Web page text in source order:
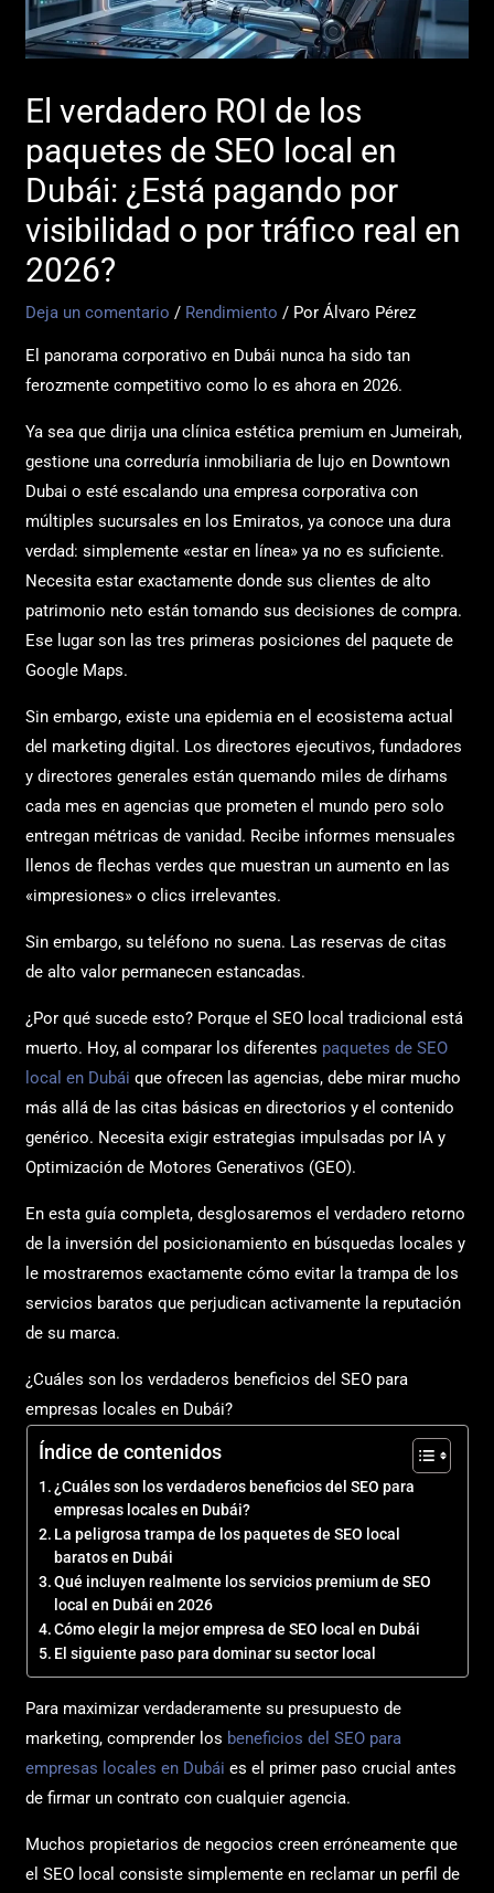
El verdadero ROI de los
paquetes de SEO local en
Dubái: ¿Está pagando por
visibilidad o por tráfico real en
2026?
Deja un comentario / Rendimiento / PorÁlvaro Pérez
El panorama corporativo en Dubái nunca ha sido tan
ferozmente competitivo como lo es ahora en 2026.
Ya sea que dirija una clínica estética premium en Jumeirah,
gestione una correduría inmobiliaria de lujo en Downtown
Dubai o esté escalando una empresa corporativa con
múltiples sucursales en los Emiratos, ya conoce una dura
verdad: simplemente «estar en línea» ya no es suficiente.
Necesita estar exactamente donde sus clientes de alto
patrimonio neto están tomando sus decisiones de compra.
Ese lugar son las tres primeras posiciones del paquete de
Google Maps.
Sin embargo, existe una epidemia en el ecosistema actual
del marketing digital. Los directores ejecutivos, fundadores
y directores generales están quemando miles de dírhams
cada mes en agencias que prometen el mundo pero solo
entregan métricas de vanidad. Recibe informes mensuales
llenos de flechas verdes que muestran un aumento en las
«impresiones» o clics irrelevantes.
Sin embargo, su teléfono no suena. Las reservas de citas
de alto valor permanecen estancadas.
¿Por qué sucede esto? Porque el SEO local tradicional está
muerto. Hoy, al comparar los diferentes paquetes de SEO
local en Dubái que ofrecen las agencias, debe mirar mucho
más allá de las citas básicas en directorios y el contenido
genérico. Necesita exigir estrategias impulsadas por IA y
Optimización de Motores Generativos (GEO).
En esta guía completa, desglosaremos el verdadero retorno
de la inversión del posicionamiento en búsquedas locales y
le mostraremos exactamente cómo evitar la trampa de los
servicios baratos que perjudican activamente la reputación
de su marca.
¿Cuáles son los verdaderos beneficios del SEO para
empresas locales en Dubái?
Índice de contenidos
¿Cuáles son los verdaderos beneficios del SEO para
empresas locales en Dubái?
La peligrosa trampa de los paquetes de SEO local
baratos en Dubái
Qué incluyen realmente los servicios premium de SEO
local en Dubái en 2026
Cómo elegir la mejor empresa de SEO local en Dubái
El siguiente paso para dominar su sector local
Para maximizar verdaderamente su presupuesto de
marketing, comprender los beneficios del SEO para
empresas locales en Dubái es el primer paso crucial antes
de firmar un contrato con cualquier agencia.
Muchos propietarios de negocios creen erróneamente que
el SEO local consiste simplemente en reclamar un perfil de